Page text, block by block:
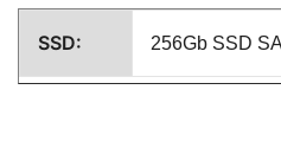
SSD: 256Gb SSD